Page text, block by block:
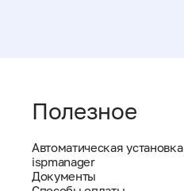
Полезное
Автоматическая установка
ispmanager
Документы